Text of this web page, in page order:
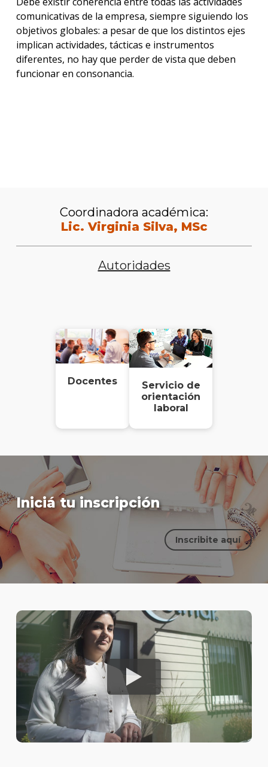
comunicativas de la empresa, siempre siguiendo los
objetivos globales: a pesar de que los distintos ejes
implican actividades, tácticas e instrumentos
diferentes, no hay que perder de vista que deben
funcionar en consonancia.
Autoridades
Coordinadora académica:
Lic. Virginia Silva, MSc
Docentes
Servicio de
orientación
laboral
Iniciá tu inscripción
Inscribite aquí